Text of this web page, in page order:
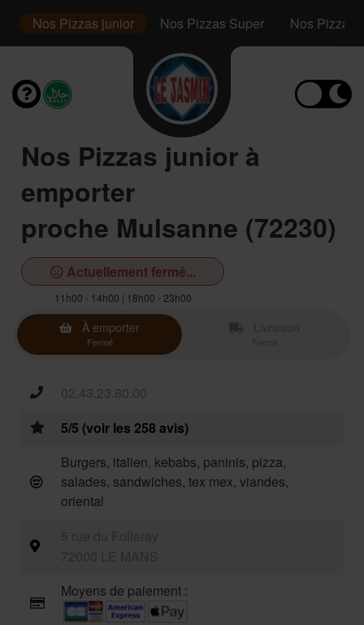
Nos Pizzas junior Nos Pizzas Super Nos Pizzas
Nos Pizzas junior à
emporter
proche Mulsanne (72230)
Actuellement fermé...
11h00 - 14h00 | 18h00 - 23h00
À emporter
Fermé
02.43.23.80.00
5/5 (voir les 258 avis)
Burgers, italien, kebabs, paninis, pizza,
salades, sandwiches, tex mex, viandes,
oriental
Moyens de paiement :